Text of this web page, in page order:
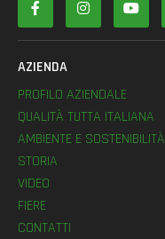
AZIENDA
PROFILO AZIENDALE
QUALITÀ TUTTA ITALIANA
AMBIENTE E SOSTENIBILITÀ
STORIA
VIDEO
FIERE
CONTATTI